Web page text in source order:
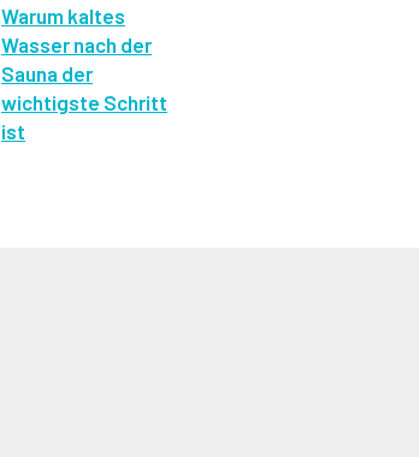
Warum kaltes
Wasser nach der
Sauna der
wichtigste Schritt
ist